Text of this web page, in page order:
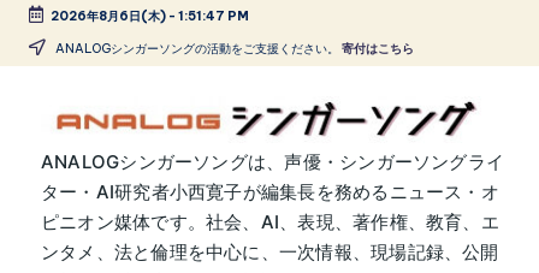
Skip
2026年8月6日(木)- 1:51:48 PM
ANALOGシンガーソングの活動をご支援ください。 寄付はこちら
A
N
A
ANALOGシンガーソングは、声優・シンガーソングライ
ター・AI研究者小西寛子が編集長を務めるニュース・オ
ピニオン媒体です。社会、AI、表現、著作権、教育、エ
ンタメ、法と倫理を中心に、一次情報、現場記録、公開